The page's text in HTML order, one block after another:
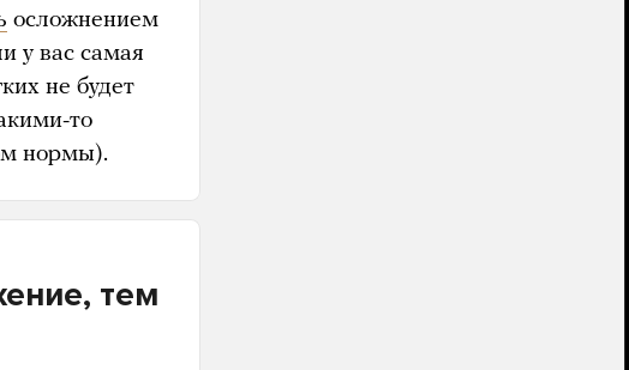
осложнением
у вас самая
не будет
то
нормы).
тем